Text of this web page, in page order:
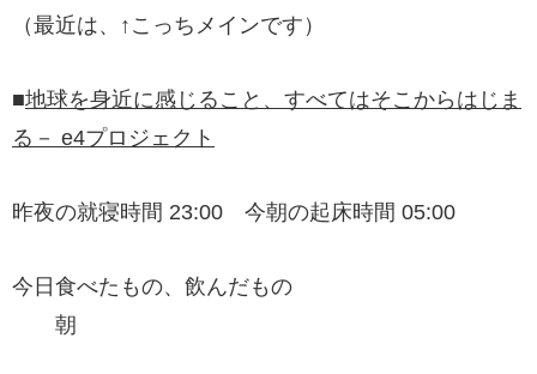
（最近は、↑こっちメインです）
■地球を身近に感じること、すべてはそこからはじま
る－ e4プロジェクト
昨夜の就寝時間 23:00 今朝の起床時間 05:00
今日食べたもの、飲んだもの
朝